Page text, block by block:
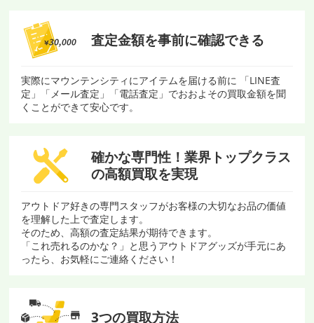
査定金額を事前に確認できる
実際にマウンテンシティにアイテムを届ける前に 「LINE査
定」「メール査定」「電話査定」でおおよその買取金額を聞
くことができて安心です。
確かな専門性！ 業界トップクラス
の高額買取を実現
アウトドア好きの専門スタッフがお客様の大切なお品の価値
を理解した上で査定します。
そのため、高額の査定結果が期待できます。
「これ売れるのかな？」と思うアウトドアグッズが手元にあ
ったら、お気軽にご連絡ください！
3つの買取方法